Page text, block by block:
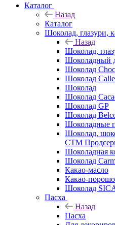
Каталог
Назад
Каталог
Шоколад, глазури,
Назад
Шоколад,
Шоколадный
Шоколад
Шоколад
Шоколад
Шоколад
Шоколад GP
Шоколад
Шоколадные
Шоколад,
СТМ
Шоколадная
Шоколад
Какао-масло
Какао-
Шоколад
Пасха
Назад
Пасха